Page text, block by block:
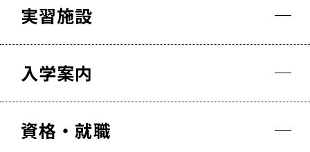
実習施設
入学案内
資格・就職